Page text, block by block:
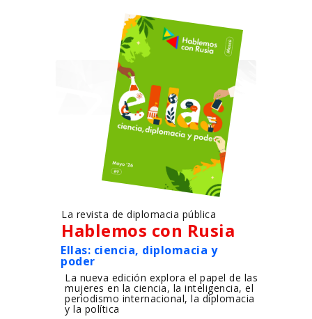
Hablemos con Rusia
Ellas: ciencia, diplomacia y
poder
La revista de diplomacia pública
La nueva edición explora el papel de las
mujeres en la ciencia, la inteligencia, el
periodismo internacional, la diplomacia
y la política